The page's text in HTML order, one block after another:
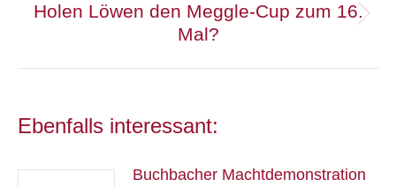
Nächster
Beitrag:
Holen Löwen den Meggle-Cup zum 16.
Mal?
Ebenfalls interessant:
Buchbacher Machtdemonstration